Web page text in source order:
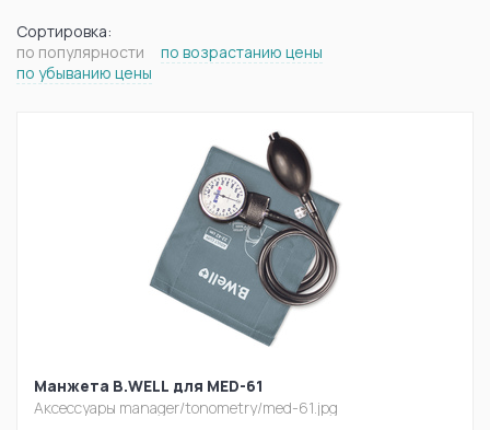
Сортировка:
по популярности
по возрастанию цены
по убыванию цены
Манжета B.WELL для MED-61
Аксессуары manager/tonometry/med-61.jpg